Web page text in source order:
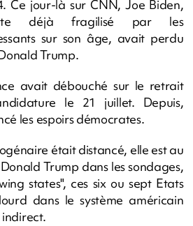
Ce jour-là sur CNN, Joe Biden,
déjà fragilisé par les
sur son âge, avait perdu
Trump.
avait débouché sur le retrait
le 21 juillet. Depuis,
les espoirs démocrates.
était distancé, elle est au
Trump dans les sondages,
states", ces six ou sept Etats
dans le système américain